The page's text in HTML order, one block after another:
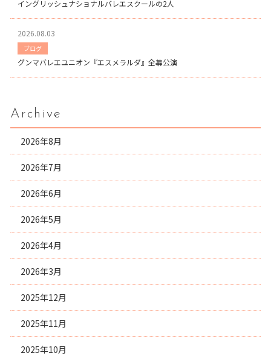
イングリッシュナショナルバレエスクールの2人
2026.08.03
ブログ
グンマバレエユニオン『エスメラルダ』全幕公演
Archive
2026年8月
2026年7月
2026年6月
2026年5月
2026年4月
2026年3月
2025年12月
2025年11月
2025年10月